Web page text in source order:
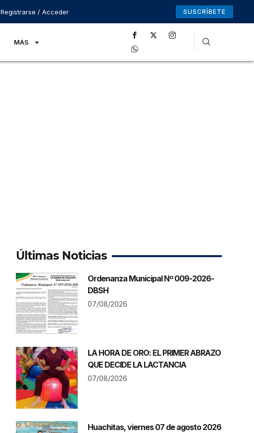
Registrarse / Acceder SUSCRÍBETE
MÁS
Últimas Noticias
Ordenanza Municipal Nº 009-2026-
DBSH
07/08/2026
LA HORA DE ORO: EL PRIMER ABRAZO
QUE DECIDE LA LACTANCIA
07/08/2026
Huachitas, viernes 07 de agosto 2026